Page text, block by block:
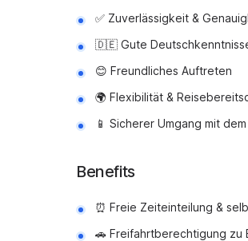
✅ Zuverlässigkeit &
🇩🇪 Gute
😊 Freundliches Auftreten
🌍 Flexibilität &
📱 Sicherer Umgang mit
Benefits
⏰ Freie Zeiteinteilung &
🚗 Freifahrtberechtigung zu